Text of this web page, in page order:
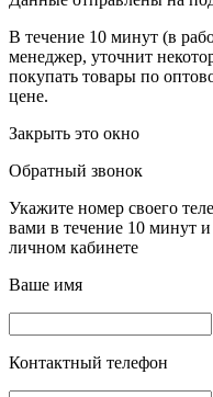
В течение 10 минут (в
менеджер, уточнит
покупать товары по
цене.
Закрыть это окно
Обратный звонок
Укажите номер своего
вами в течение 10 минут
личном кабинете
Ваше имя
Контактный телефон